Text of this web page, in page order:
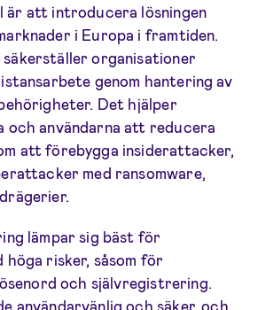
är att introducera lösningen
i Europa i framtiden.
organisationer
genom hantering av
Det hjälper
och användarna att reducera
att förebygga insiderattacker,
med ransomware,
lämpar sig bäst för
höga risker, såsom för
och självregistrering.
användarvänlig och säker, och